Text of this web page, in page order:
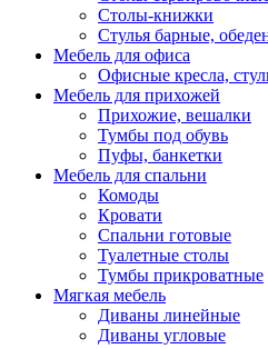
Столы-книжки
Стулья барные,
Мебель для офиса
Офисные кресла,
Мебель для прихожей
Прихожие, вешалки
Тумбы под обувь
Пуфы, банкетки
Мебель для спальни
Комоды
Кровати
Спальни готовые
Туалетные столы
Тумбы прикроватные
Мягкая мебель
Диваны линейные
Диваны угловые